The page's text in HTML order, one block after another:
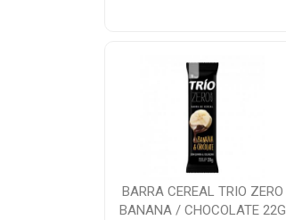
BARRA CEREAL TRIO ZERO
BANANA / CHOCOLATE 22G